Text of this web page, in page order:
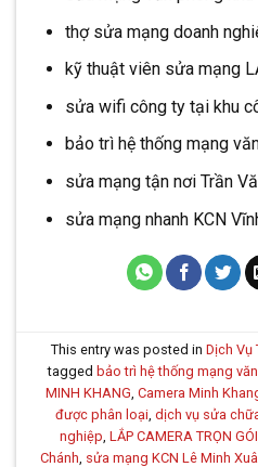
thợ sửa mạng doanh
kỹ thuật viên sửa mạng
sửa wifi công ty tại khu
bảo trì hệ thống mạng
sửa mạng tận nơi Trần
sửa mạng nhanh KCN
This entry was posted in Dịch Vụ
tagged bảo trì hệ thống mạng
MINH KHANG Camera Minh
được phân loại dịch vụ sửa
nghiệp LẮP CAMERA TRỌN GÓI
Chánh sửa mạng KCN Lê Minh